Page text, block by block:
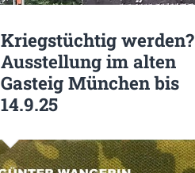
Kriegstüchtig werden?
Ausstellung im alten
Gasteig München bis
14.9.25